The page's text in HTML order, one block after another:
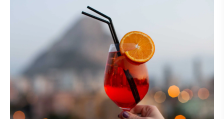
Rezept
&
Homebar-
Tipps
Rezept
Homebar-
Tipps